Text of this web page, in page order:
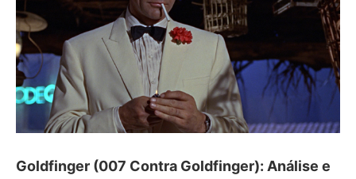
Goldfinger (007 Contra Goldfinger): Análise e